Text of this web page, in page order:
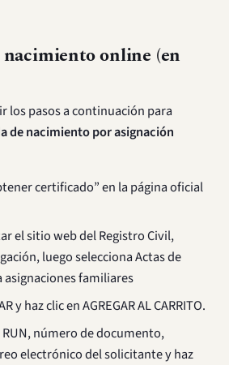
online (en
los pasos a continuación para
de nacimiento por asignación
certificado” en la página oficial
el sitio web del Registro Civil,
luego selecciona Actas de
familiares
y haz clic en AGREGAR AL CARRITO.
número de documento,
electrónico del solicitante y haz